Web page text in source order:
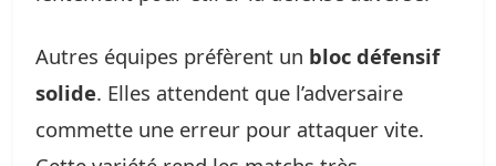
Autres équipes préfèrent un bloc défensif
solide. Elles attendent que l’adversaire
commette une erreur pour attaquer vite.